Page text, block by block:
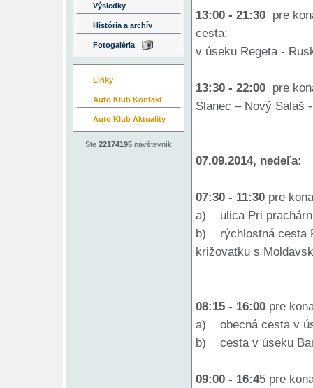
Výsledky
História a archív
Fotogaléria
Linky
Auto Klub Kontakt
Auto Klub Aktuality
Ste 22174195 návštevník
13:00 - 21:30 pre
cesta:
v úseku Regeta -
13:30 - 22:00 pre
Slanec – Nový Salaš
07.09.2014, nedeľa:
07:30 - 11:30 pre
a) ulica Pri
b) rýchlostná cesta
križovatku s
08:15 - 16:00 pre
a) obecná cesta v
b) cesta v úseku
09:00 - 16:45 pre